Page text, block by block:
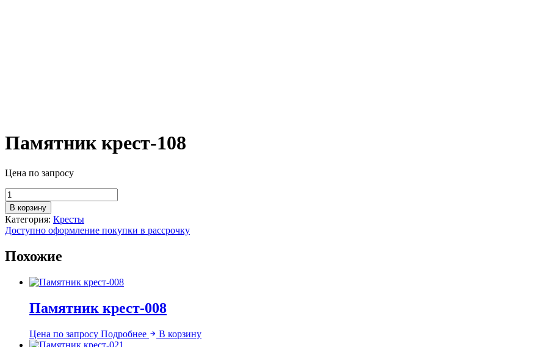
Памятник крест-108
Цена по запросу
Количество
товара
Памятник
крест-108
В корзину
Категория: Кресты
Доступно оформление покупки в рассрочку
Похожие
Памятник крест-008
Цена по запросу Подробнее В корзину